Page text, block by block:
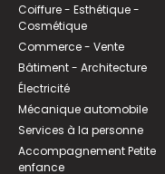
Coiffure - Esthétique -
Cosmétique
Commerce - Vente
Bâtiment - Architecture
Électricité
Mécanique automobile
Services à la personne
Accompagnement Petite
enfance